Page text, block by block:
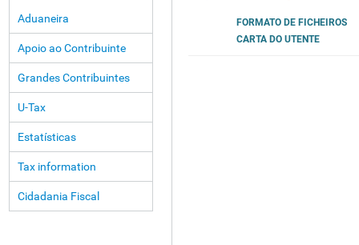
Aduaneira
Apoio ao Contribuinte
Grandes Contribuintes
U-Tax
Estatísticas
Tax information
Cidadania Fiscal
FORMATO DE FICHEIROS
CARTA DO UTENTE